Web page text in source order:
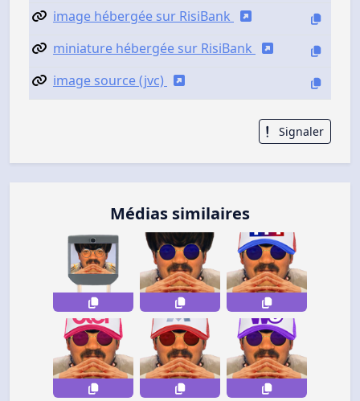
image hébergée sur RisiBank
miniature hébergée sur RisiBank
image source (jvc)
Signaler
Médias similaires